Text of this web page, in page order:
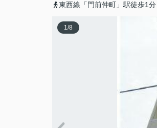
東西線「門前仲町」駅徒歩1分
1/8